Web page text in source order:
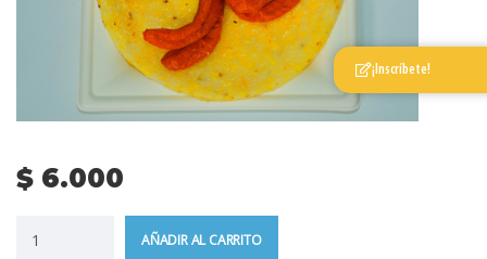
$ 6.000
AÑADIR AL CARRITO
¡Inscríbete!